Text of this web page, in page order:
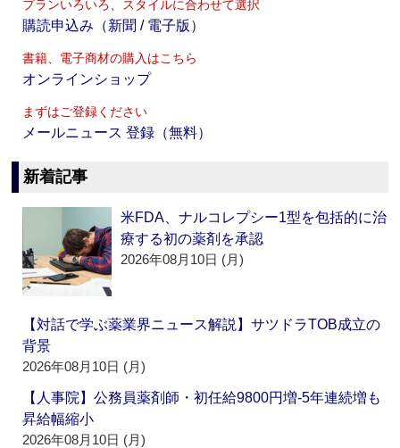
プランいろいろ、スタイルに合わせて選択
購読申込み（新聞 / 電子版）
書籍、電子商材の購入はこちら
オンラインショップ
まずはご登録ください
メールニュース 登録（無料）
新着記事
米FDA、ナルコレプシー1型を包括的に治
療する初の薬剤を承認
2026年08月10日 (月)
【対話で学ぶ薬業界ニュース解説】サツドラTOB成立の
背景
2026年08月10日 (月)
【人事院】公務員薬剤師・初任給9800円増‐5年連続増も
昇給幅縮小
2026年08月10日 (月)